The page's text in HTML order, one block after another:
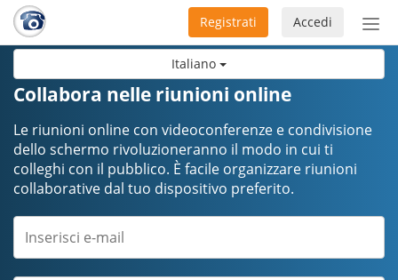
Italiano
Accedi
Registrati
Collabora nelle riunioni online
Le riunioni online con videoconferenze e condivisione
dello schermo rivoluzioneranno il modo in cui ti
colleghi con il pubblico. È facile organizzare riunioni
collaborative dal tuo dispositivo preferito.